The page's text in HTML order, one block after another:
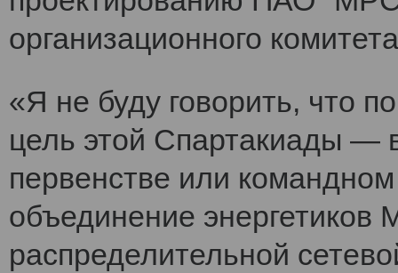
организационного
«Я не буду говорить, что
цель этой Спартакиады —
первенстве или
объединение энергетиков
распределительной